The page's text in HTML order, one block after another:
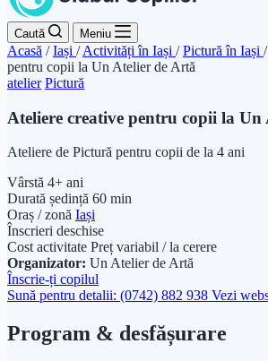
Caută Meniu
Acasă / Iași / Activități în Iași / Pictură în Iași /
pentru copii la Un Atelier de Artă
atelier Pictură
Ateliere creative pentru copii la Un
Ateliere de Pictură pentru copii de la 4 ani
Vârstă 4+ ani
Durată ședință 60 min
Oraș / zonă Iași
Înscrieri deschise
Cost activitate Preț variabil / la cerere
Organizator: Un Atelier de Artă
Înscrie-ți copilul
Sună pentru detalii: (0742) 882 938 Vezi
Program & desfășurare